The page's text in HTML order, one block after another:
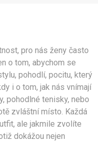
pro nás ženy často
o tom, abychom se
pohodlí, pocitu, který
i o tom, jak nás vnímají
pohodlné tenisky, nebo
zvláštní místo. Každá
ale jakmile zvolíte
dokážou nejen